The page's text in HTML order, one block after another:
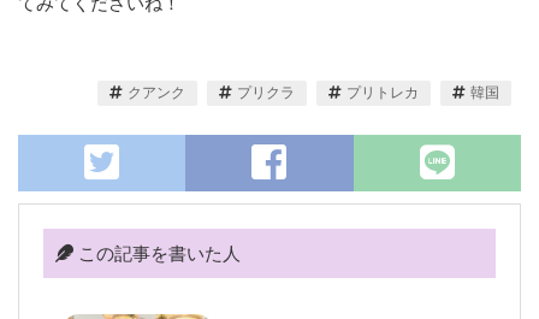
クアンク プリクラ プリトレカ 韓国
この記事を書いた人